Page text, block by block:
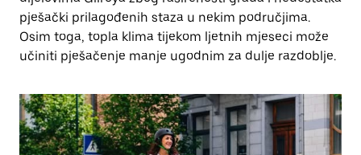
pješački prilagođenih staza u nekim područjima.
Osim toga, topla klima tijekom ljetnih mjeseci može
učiniti pješačenje manje ugodnim za dulje razdoblje.